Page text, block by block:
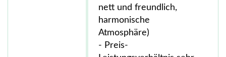
nett und freundlich,
harmonische
Atmosphäre)
- Preis-